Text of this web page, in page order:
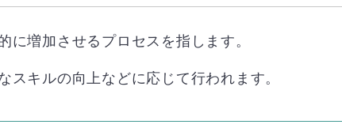
に増加させるプロセスを指します。
スキルの向上などに応じて行われます。